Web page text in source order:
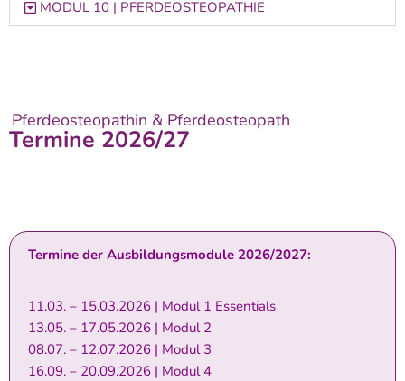
MODUL 10 | PFERDEOSTEOPATHIE
Pferdeosteopathin & Pferdeosteopath
Termine 2026/27
Termine der Ausbildungsmodule 2026/2027:
11.03. – 15.03.2026 | Modul 1 Essentials
13.05. – 17.05.2026 | Modul 2
08.07. – 12.07.2026 | Modul 3
16.09. – 20.09.2026 | Modul 4